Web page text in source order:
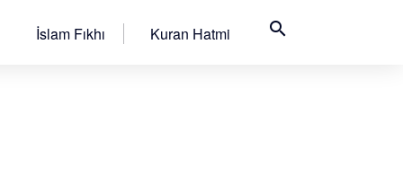
İslam Fıkhı Kuran Hatmi search